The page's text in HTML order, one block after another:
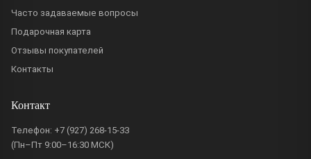
Часто задаваемые вопросы
Подарочная карта
Отзывы покупателей
Контакты
Контакт
Телефон: +7 (927) 268-15-33
(Пн–Пт 9:00–16:30 МСК)